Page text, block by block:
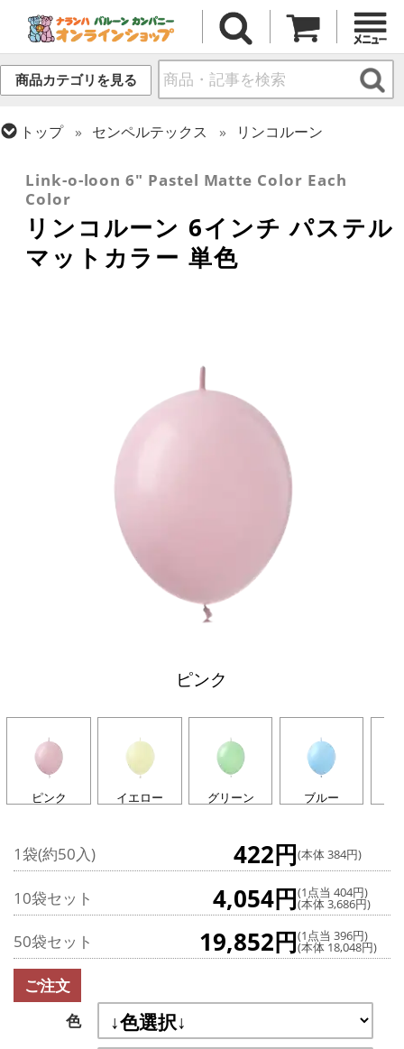
商品カテゴリを見る
トップ センペルテックス
リンコルーン
Link-o-loon 6" Pastel Matte Color Each
Color
リンコルーン 6インチ パステル
マットカラー 単色
ピンク
ピンク イエロー グリーン ブルー
1袋(約50入) 422円(本体 384円)
10袋セット 4,054円(1点当 404円)
(本体 3,686円)
50袋セット 19,852円(1点当 396円)
(本体 18,048円)
ご注文
色